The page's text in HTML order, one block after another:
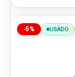
-5% USADO